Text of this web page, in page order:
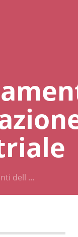
dell …